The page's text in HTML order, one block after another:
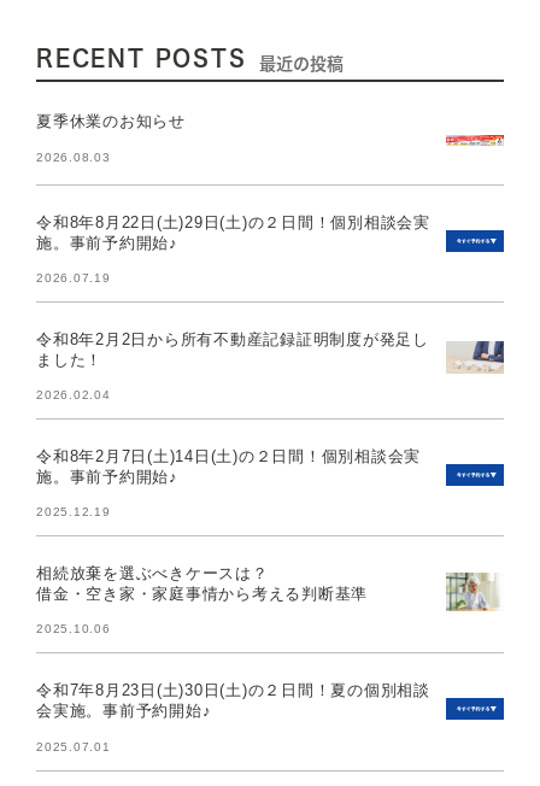
RECENT POSTS 最近の投稿
夏季休業のお知らせ
2026.08.03
令和8年8月22日(土)29日(土)の２日間！個別相談会実
施。事前予約開始♪
2026.07.19
令和8年2月2日から所有不動産記録証明制度が発足し
ました！
2026.02.04
令和8年2月7日(土)14日(土)の２日間！個別相談会実
施。事前予約開始♪
2025.12.19
相続放棄を選ぶべきケースは？
借金・空き家・家庭事情から考える判断基準
2025.10.06
令和7年8月23日(土)30日(土)の２日間！夏の個別相談
会実施。事前予約開始♪
2025.07.01